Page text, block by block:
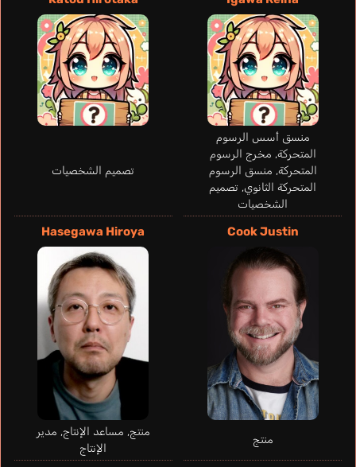
منسق أسس الرسوم
المتحركة, مخرج الرسوم
المتحركة, منسق الرسوم
المتحركة الثانوي, تصميم
الشخصيات
تصميم الشخصيات
Cook Justin
منتج
Hasegawa Hiroya
منتج, مساعد الإنتاج, مدير
الإنتاج